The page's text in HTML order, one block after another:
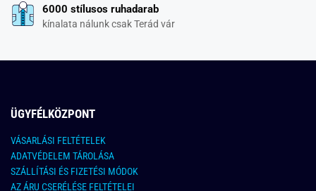
6000 stílusos ruhadarab
kínalata nálunk csak Terád vár
ÜGYFÉLKÖZPONT
VÁSARLÁSI FELTÉTELEK
ADATVÉDELEM TÁROLÁSA
SZÁLLÍTÁSI ÉS FIZETÉSI MÓDOK
AZ ÁRU CSERÉLÉSE FELTÉTELEI